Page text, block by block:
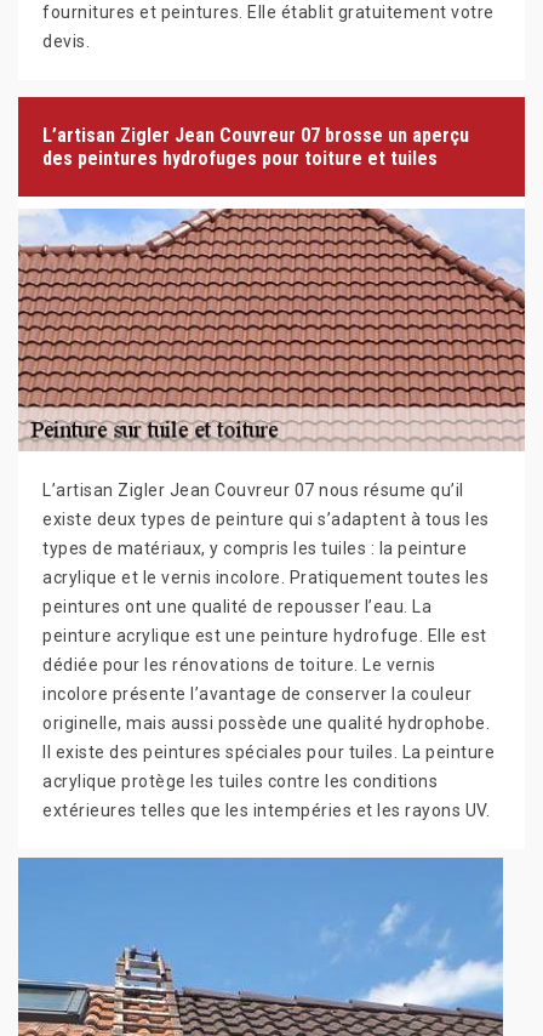
fournitures et peintures. Elle établit gratuitement votre
devis.
L’artisan Zigler Jean Couvreur 07 brosse un aperçu
des peintures hydrofuges pour toiture et tuiles
L’artisan Zigler Jean Couvreur 07 nous résume qu’il
existe deux types de peinture qui s’adaptent à tous les
types de matériaux, y compris les tuiles : la peinture
acrylique et le vernis incolore. Pratiquement toutes les
peintures ont une qualité de repousser l’eau. La
peinture acrylique est une peinture hydrofuge. Elle est
dédiée pour les rénovations de toiture. Le vernis
incolore présente l’avantage de conserver la couleur
originelle, mais aussi possède une qualité hydrophobe.
Il existe des peintures spéciales pour tuiles. La peinture
acrylique protège les tuiles contre les conditions
extérieures telles que les intempéries et les rayons UV.